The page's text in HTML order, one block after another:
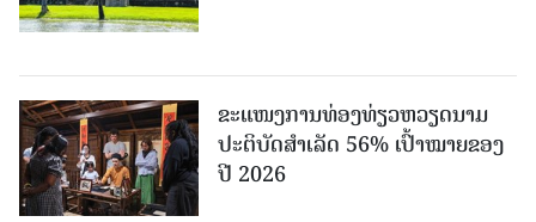
ຂະ​ແໜງ​ການ​ທ່ອງ​ທ່ຽວຫວຽດນາມ ​
ປະ​ຕິ​ບັດ​ສຳ​ເລັດ 56% ເປົ້າ​ໝາຍຂອງ
ປີ 2026